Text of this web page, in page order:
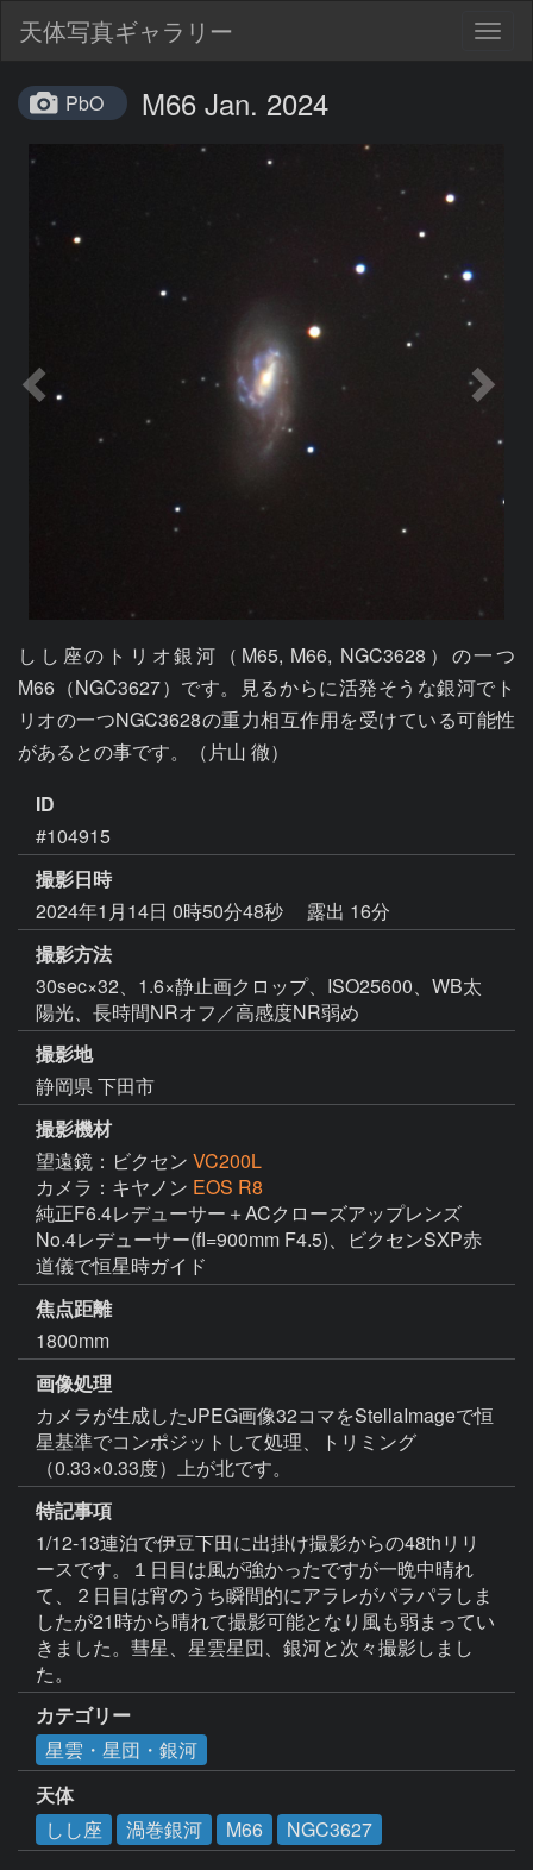
天体写真ギャラリー
PbO M66 Jan. 2024
しし座のトリオ銀河（M65, M66, NGC3628）の一つ
M66（NGC3627）です。見るからに活発そうな銀河でト
リオの一つNGC3628の重力相互作用を受けている可能性
があるとの事です。（片山 徹）
ID
#104915
撮影日時
2024年1月14日 0時50分48秒
露出 16分
撮影方法
30sec×32、1.6×静止画クロップ、ISO25600、WB太
陽光、長時間NRオフ／高感度NR弱め
撮影地
静岡県 下田市
撮影機材
望遠鏡：ビクセン VC200L
カメラ：キヤノン EOS R8
純正F6.4レデューサー＋ACクローズアップレンズ
No.4レデューサー(fl=900mm F4.5)、ビクセンSXP赤
道儀で恒星時ガイド
焦点距離
1800mm
画像処理
カメラが生成したJPEG画像32コマをStellaImageで恒
星基準でコンポジットして処理、トリミング
（0.33×0.33度）上が北です。
特記事項
1/12-13連泊で伊豆下田に出掛け撮影からの48thリリ
ースです。１日目は風が強かったですが一晩中晴れ
て、２日目は宵のうち瞬間的にアラレがパラパラしま
したが21時から晴れて撮影可能となり風も弱まってい
きました。彗星、星雲星団、銀河と次々撮影しまし
た。
カテゴリー
星雲・星団・銀河
天体
しし座
渦巻銀河 M66 NGC3627